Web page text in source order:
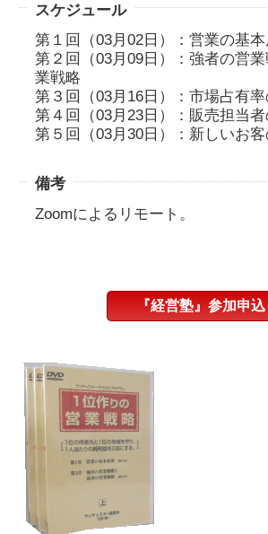
スケジュール
第１回（03月02日）：営業の基本
第２回（03月09日）：強者の営
業戦略
第３回（03月16日）：市場占有
第４回（03月23日）：販売担当
第５回（03月30日）：新しいお
備考
Zoomによるリモート。
『経営塾』参加申込